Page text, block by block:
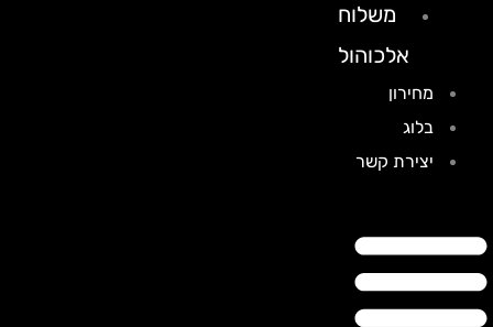
משלוח
אלכוהול
מחירון
בלוג
יצירת קשר